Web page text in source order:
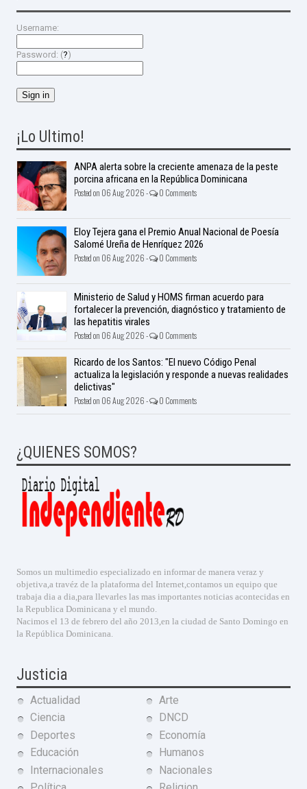
Username:
Password: (?)
¡Lo Ultimo!
ANPA alerta sobre la creciente amenaza de la peste
porcina africana en la República Dominicana
Posted on 06 Aug 2026 - 0 Comments
Eloy Tejera gana el Premio Anual Nacional de Poesía
Salomé Ureña de Henríquez 2026
Posted on 06 Aug 2026 - 0 Comments
Ministerio de Salud y HOMS firman acuerdo para
fortalecer la prevención, diagnóstico y tratamiento de
las hepatitis virales
Posted on 06 Aug 2026 - 0 Comments
Ricardo de los Santos: "El nuevo Código Penal
actualiza la legislación y responde a nuevas realidades
delictivas"
Posted on 06 Aug 2026 - 0 Comments
¿QUIENES SOMOS?
Somos un multimedio especializado en informar de manera veraz y
objetiva,a travéz de la plataforma del Internet,contamos un equipo que
trabaja dia a dia,para llevarles las mas importantes noticias acontecidas en
la Republica Dominicana y el mundo.
Nacimos el 13 de febrero del año 2013,en la ciudad de Santo Domingo en
la República Dominicana.
Justicia
Actualidad
Arte
Ciencia
DNCD
Deportes
Economía
Educación
Humanos
Internacionales
Nacionales